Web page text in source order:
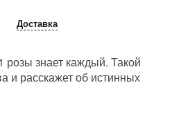
Доставка
розы знает каждый. Такой
и расскажет об истинных